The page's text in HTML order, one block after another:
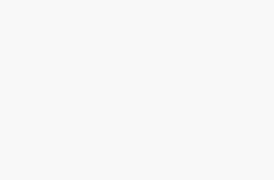
Öffnungszeiten und Informationen zu
erfolgt sind.
Raum werden aufgegriffen.